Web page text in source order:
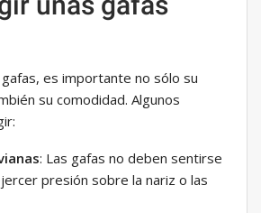
es importante no sólo su
su comodidad. Algunos
: Las gafas no deben sentirse
presión sobre la nariz o las